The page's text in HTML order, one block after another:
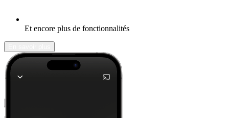
Et encore plus de fonctionnalités